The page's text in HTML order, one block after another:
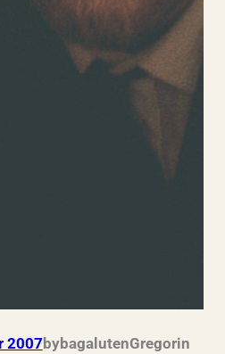
2007bybagalutenGregorin